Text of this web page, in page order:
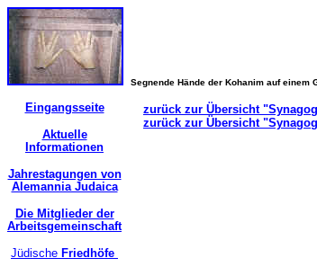
Segnende Hände der Kohanim auf einem
Eingangsseite
Aktuelle
Informationen
Jahrestagungen von
Alemannia Judaica
Die Mitglieder der
Arbeitsgemeinschaft
Jüdische Friedhöfe
zurück zur Übersicht
zurück zur Übersicht